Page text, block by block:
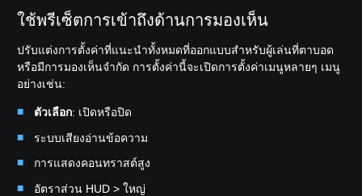
ใช้พรีเซ็ตการเข้าถึงด้านการมองเห็น
ปรับแต่งการตั้งค่าที่แนะนำทั้งหมดที่ออกแบบสำหรับผู้เล่นที่ตาบอด
หรือมีการมองเห็นจำกัด การตั้งค่านี้จะเปิดการตั้งค่าเมนูหลายๆ เมนู
อย่างเช่น:
ตัวเลือก: เปิดหรือปิด
ระบบเสียงอ่านข้อความ
การแสดงคอนทราสต์สูง
อัตราส่วน HUD > ใหญ่